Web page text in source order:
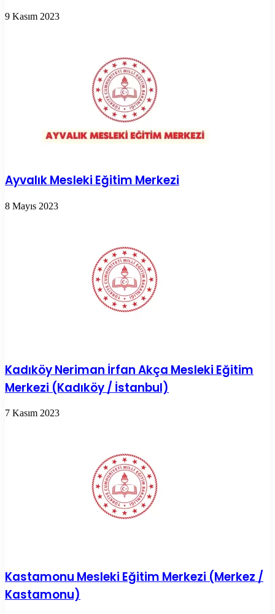
9 Kasım 2023
Ayvalık Mesleki Eğitim Merkezi
8 Mayıs 2023
Kadıköy Neriman İrfan Akça Mesleki Eğitim
Merkezi (Kadıköy / İstanbul)
7 Kasım 2023
Kastamonu Mesleki Eğitim Merkezi (Merkez /
Kastamonu)